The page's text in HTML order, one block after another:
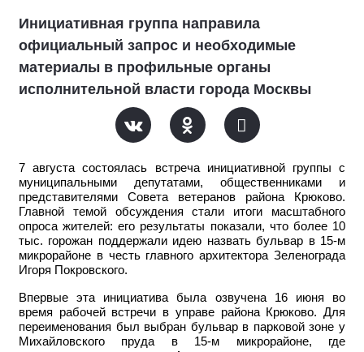
Инициативная группа направила
официальный запрос и необходимые
материалы в профильные органы
исполнительной власти города Москвы
7 августа состоялась встреча инициативной группы с
муниципальными депутатами, общественниками и
представителями Совета ветеранов района Крюково.
Главной темой обсуждения стали итоги масштабного
опроса жителей: его результаты показали, что более 10
тыс. горожан поддержали идею назвать бульвар в 15-м
микрорайоне в честь главного архитектора Зеленограда
Игоря Покровского.
Впервые эта инициатива была озвучена 16 июня во
время рабочей встречи в управе района Крюково. Для
переименования был выбран бульвар в парковой зоне у
Михайловского пруда в 15-м микрорайоне, где